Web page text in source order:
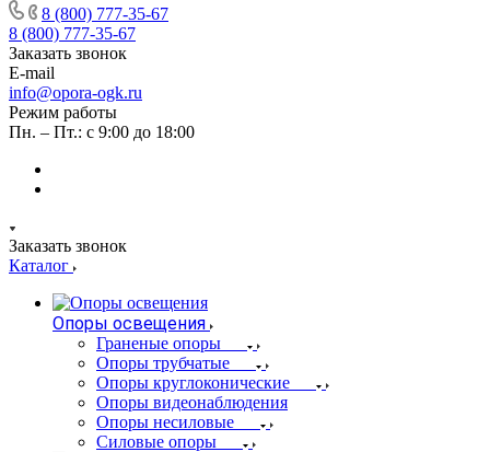
8 (800) 777-35-67
8 (800) 777-35-67
Заказать звонок
E-mail
info@opora-ogk.ru
Режим работы
Пн. – Пт.: с 9:00 до 18:00
Заказать звонок
Каталог
Опоры освещения
Граненые опоры
Опоры трубчатые
Опоры круглоконические
Опоры видеонаблюдения
Опоры несиловые
Силовые опоры